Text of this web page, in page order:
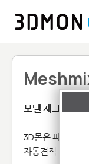
모델 체크 및 수정
3D몬은 파일을
자동견적 시스템